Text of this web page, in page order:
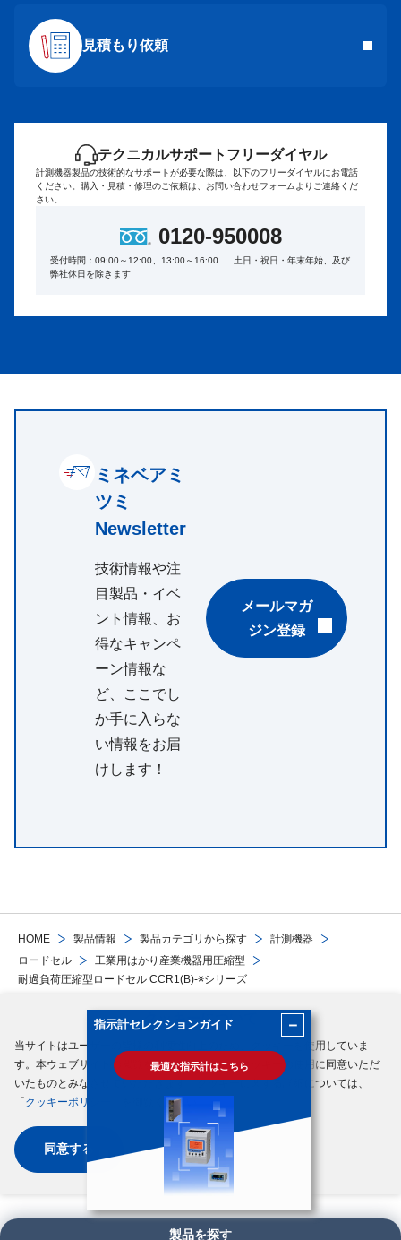
クッキーについて
当サイトはユーザーの皆様の利便性向上のため、クッキーを使用していま
す。本ウェブサイトの閲覧を続行した場合は、クッキーの使用に同意いただ
いたものとみなさせていただきます。クッキーに関する詳細については、
「 クッキーポリシー 」を御覧ください。
同意する
HOME 製品情報 製品カテゴリから探す
計測機器
ロードセル
工業用はかり産業機器用圧縮型
耐過負荷圧縮型ロードセル CCR1(B)-※シリーズ
製品を探す
見積もり依頼
テクニカルサポートフリーダイヤル
計測機器製品の技術的なサポートが必要な際は、以下のフリーダイヤルにお電話
ください。 購入・見積・修理のご依頼は、お問い合わせフォームよりご連絡くだ
さい。
0120-950008
受付時間：09:00～12:00、13:00～16:00
土日・祝日・年末年始、及び
弊社休日を除きます
ミネベアミ
ツミ
Newsletter
技術情報や注
目製品・イベ
ント情報、お
得なキャンペ
ーン情報な
ど、ここでし
か手に入らな
い情報をお届
けします！
メールマガ
ジン登録
指示計セレクションガイド －
最適な指示計はこちら
Follow Us
サイトマップ ご利用規約個人情報の保護についてクッキーポリシー
ソーシャルメディアポリシー
Copyright © MinebeaMitsumi Inc. All rights reserved.​